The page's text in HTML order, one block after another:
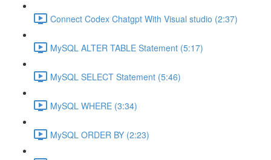
Connect Codex Chatgpt With Visual studio (2:37)
MySQL ALTER TABLE Statement (5:17)
MySQL SELECT Statement (5:46)
MySQL WHERE (3:34)
MySQL ORDER BY (2:23)